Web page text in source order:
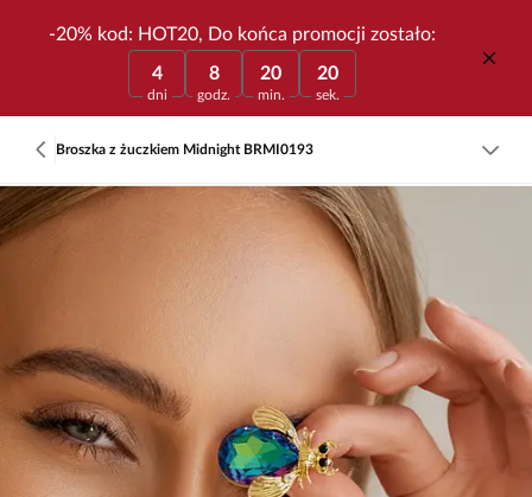
-20% kod: HOT20, Do końca promocji zostało:
4
dni
8
godz.
20
min.
20
sek.
Broszka z żuczkiem Midnight BRMI0193